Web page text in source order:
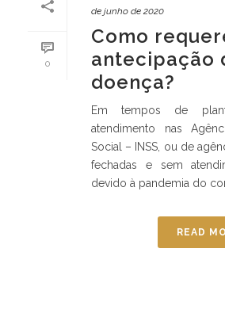
0
de junho de 2020
Como
antecipação
doença?
Em tempos de
atendimento nas
Social – INSS, ou de
fechadas e sem
devido à pandemia do
READ